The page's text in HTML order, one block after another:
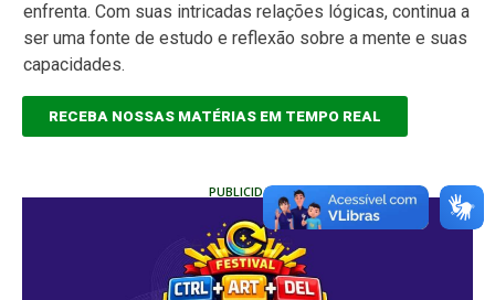
enfrenta. Com suas intricadas relações lógicas, continua a
ser uma fonte de estudo e reflexão sobre a mente e suas
capacidades.
RECEBA NOSSAS MATÉRIAS EM TEMPO REAL
PUBLICIDADE